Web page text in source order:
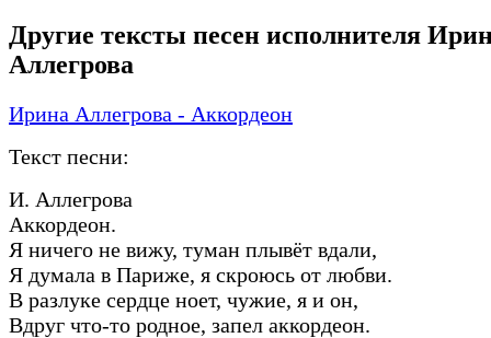
Другие тексты песен исполнителя
Аллегрова
Ирина Аллегрова - Аккордеон
Текст песни:
И. Аллегрова
Аккордеон.
Я ничего не вижу, туман плывёт вдали,
Я думала в Париже, я скроюсь от любви.
В разлуке сердце ноет, чужие, я и он,
Вдруг что-то родное, запел аккордеон.